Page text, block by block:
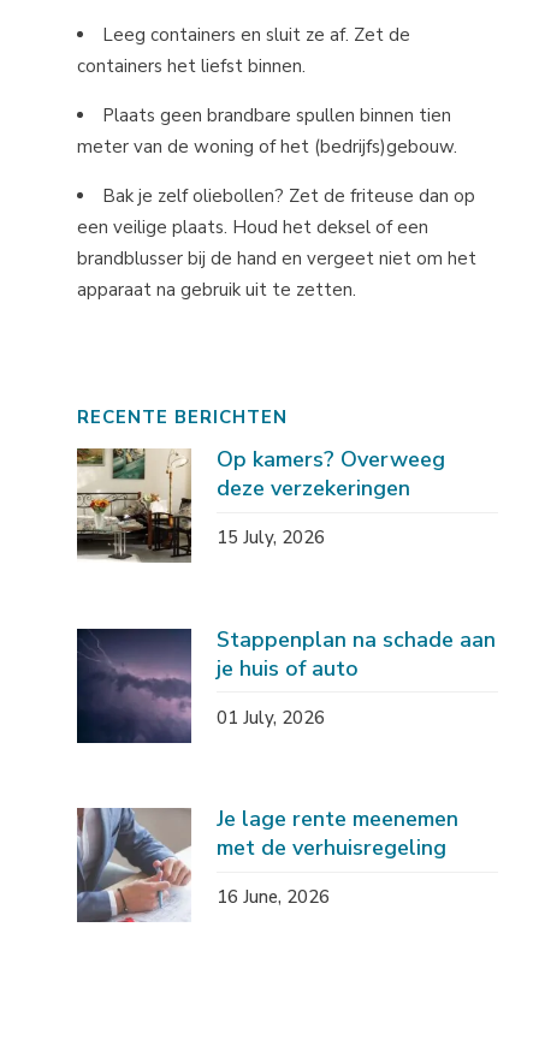
Leeg containers en sluit ze af. Zet de
containers het liefst binnen.
Plaats geen brandbare spullen binnen tien
meter van de woning of het (bedrijfs)gebouw.
Bak je zelf oliebollen? Zet de friteuse dan op
een veilige plaats. Houd het deksel of een
brandblusser bij de hand en vergeet niet om het
apparaat na gebruik uit te zetten.
RECENTE BERICHTEN
Op kamers? Overweeg
deze verzekeringen
15 July, 2026
Stappenplan na schade aan
je huis of auto
01 July, 2026
Je lage rente meenemen
met de verhuisregeling
16 June, 2026